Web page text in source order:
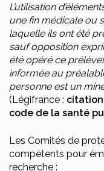
L’utilisation
une fin médicale ou
laquelle ils ont été
sauf opposition
été opéré ce
informée au
personne est un
(Légifrance : citation
code de la santé
Les Comités de
compétents pour
recherche :